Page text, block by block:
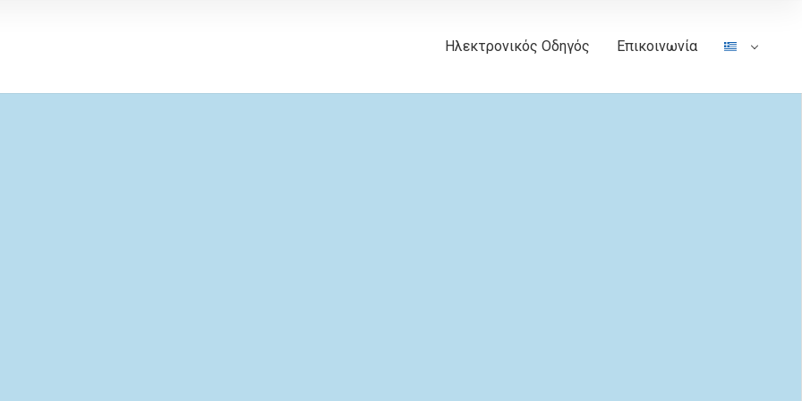
Ηλεκτρονικός Οδηγός Επικοινωνία